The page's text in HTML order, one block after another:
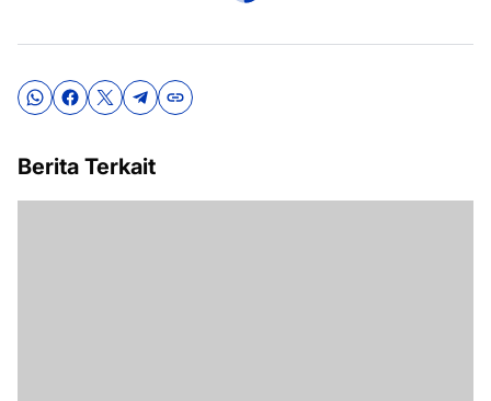
Berita Terkait